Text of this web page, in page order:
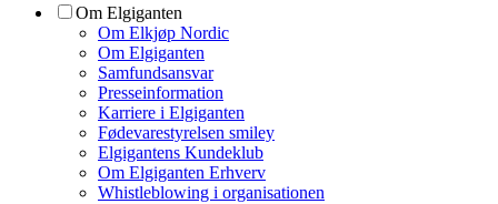
Om Elgiganten
Om Elkjøp Nordic
Om Elgiganten
Samfundsansvar
Presseinformation
Karriere i Elgiganten
Fødevarestyrelsen smiley
Elgigantens Kundeklub
Om Elgiganten Erhverv
Whistleblowing i organisationen